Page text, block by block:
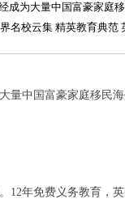
成为大量中国富豪家庭
名校云集 精英教育典范
量中国富豪家庭移民
年免费义务教育，